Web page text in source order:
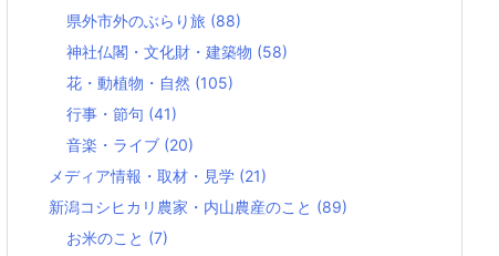
県外市外のぶらり旅 (88)
神社仏閣・文化財・建築物 (58)
花・動植物・自然 (105)
行事・節句 (41)
音楽・ライブ (20)
メディア情報・取材・見学 (21)
新潟コシヒカリ農家・内山農産のこと (89)
お米のこと (7)